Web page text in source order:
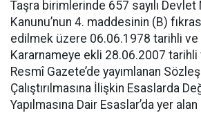
Taşra birimlerinde 657 sayılı Devlet
Kanunu’nun 4. maddesinin (B)
edilmek üzere 06.06.1978 tarihli ve
Kararnameye ekli 28.06.2007 tarihli
Resmî Gazete’de yayımlanan
Çalıştırılmasına İlişkin Esaslarda
Yapılmasına Dair Esaslar’da yer